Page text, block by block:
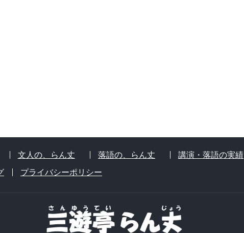
文人の、らん丈 落語の、らん丈 講演・落語の実績
プライバシーポリシー